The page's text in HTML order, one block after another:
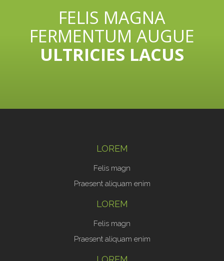
FELIS MAGNA
FERMENTUM AUGUE
ULTRICIES LACUS
LOREM
Felis magn
Praesent aliquam enim
LOREM
Felis magn
Praesent aliquam enim